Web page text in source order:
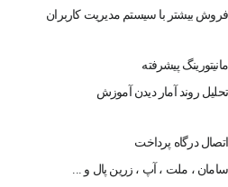
فروش بیشتر با سیستم مدیریت کاربران
مانیتورینگ پیشرفته
تحلیل روند آمار دیدن آموزش
اتصال درگاه پرداخت
سامان ، ملت ، آپ ، زرین پال و ...